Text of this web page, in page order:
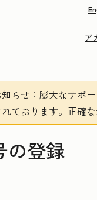
ア
らせ ：膨大なサポ
ております。 正確
の登録